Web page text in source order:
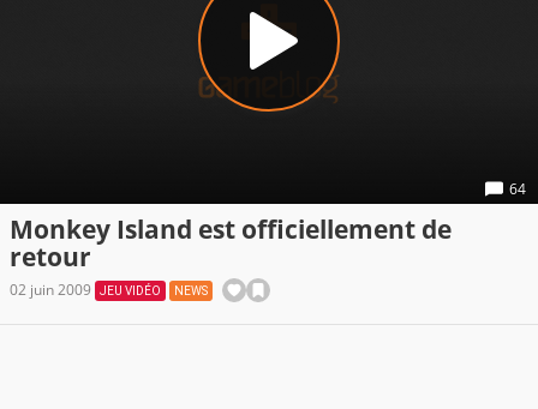
64
Monkey Island est officiellement de
retour
02 juin 2009 JEU VIDÉO NEWS